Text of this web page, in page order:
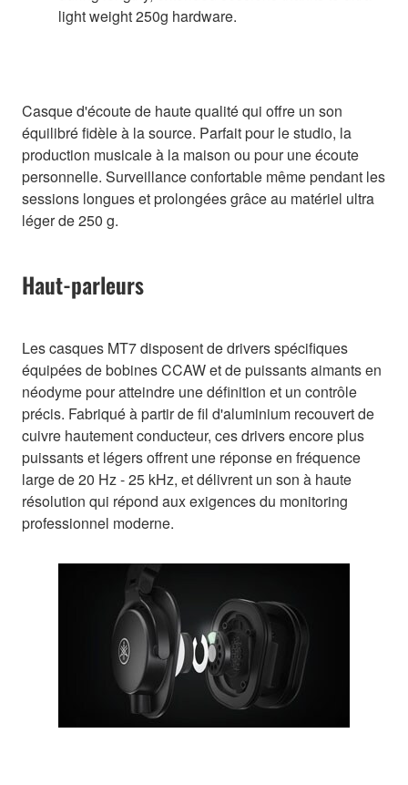
light weight 250g hardware.
Casque d'écoute de haute qualité qui offre un son
équilibré fidèle à la source. Parfait pour le studio, la
production musicale à la maison ou pour une écoute
personnelle. Surveillance confortable même pendant les
sessions longues et prolongées grâce au matériel ultra
léger de 250 g.
Haut-parleurs
Les casques MT7 disposent de drivers spécifiques
équipées de bobines CCAW et de puissants aimants en
néodyme pour atteindre une définition et un contrôle
précis. Fabriqué à partir de fil d'aluminium recouvert de
cuivre hautement conducteur, ces drivers encore plus
puissants et légers offrent une réponse en fréquence
large de 20 Hz - 25 kHz, et délivrent un son à haute
résolution qui répond aux exigences du monitoring
professionnel moderne.